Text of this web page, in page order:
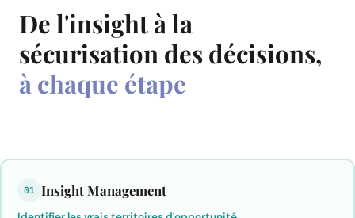
De l'insight à la
sécurisation des décisions,
à chaque étape
01 Insight Management